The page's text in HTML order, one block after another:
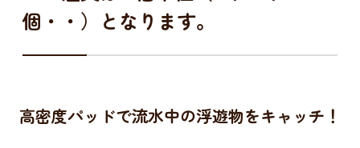
個・・）となります。
高密度パッドで流水中の浮遊物をキャッチ！